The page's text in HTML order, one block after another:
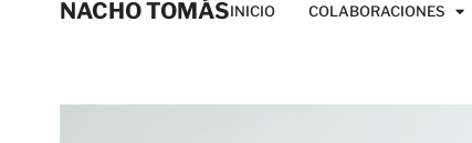
NACHO TOMÁSINICIO COLABORACIONES